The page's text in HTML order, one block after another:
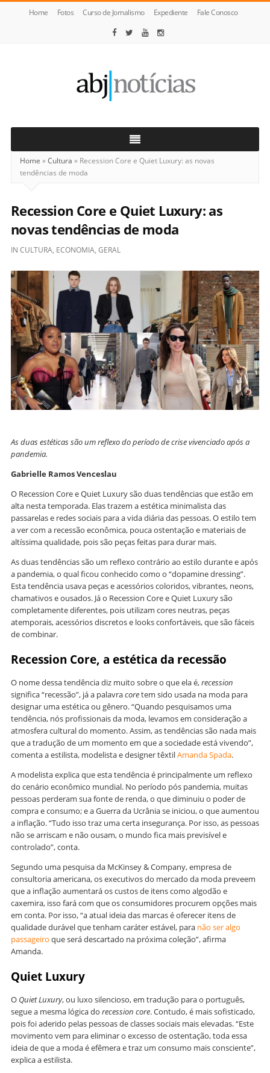
Home Fotos Curso de Jornalismo Expediente Fale Conosco
Notícias
Home »Cultura » Recession Core e Quiet Luxury: as novas
tendências de moda
Recession Core e Quiet Luxury: as
novas tendências de moda
IN CULTURA, ECONOMIA, GERAL
As duas estéticas são um reflexo do período de crise vivenciado após a
pandemia.
Gabrielle Ramos Venceslau
O Recession Core e Quiet Luxury são duas tendências que estão em
alta nesta temporada. Elas trazem a estética minimalista das
passarelas e redes sociais para a vida diária das pessoas. O estilo tem
a ver com a recessão econômica, pouca ostentação e materiais de
altíssima qualidade, pois são peças feitas para durar mais.
As duas tendências são um reflexo contrário ao estilo durante e após
a pandemia, o qual ficou conhecido como o “dopamine dressing”.
Esta tendência usava peças e acessórios coloridos, vibrantes, neons,
chamativos e ousados. Já o Recession Core e Quiet Luxury são
completamente diferentes, pois utilizam cores neutras, peças
atemporais, acessórios discretos e looks confortáveis, que são fáceis
de combinar.
Recession Core, a estética da recessão
O nome dessa tendência diz muito sobre o que ela é,recession
significa “recessão”, já a palavracoretem sido usada na moda para
designar uma estética ou gênero. “Quando pesquisamos uma
tendência, nós profissionais da moda, levamos em consideração a
atmosfera cultural do momento. Assim, as tendências são nada mais
que a tradução de um momento em que a sociedade está vivendo”,
comenta a estilista, modelista e designer têxtilAmanda Spada.
A modelista explica que esta tendência é principalmente um reflexo
do cenário econômico mundial. No período pós pandemia, muitas
pessoas perderam sua fonte de renda, o que diminuiu o poder de
compra e consumo; e a Guerra da Ucrânia se iniciou, o que aumentou
a inflação. “Tudo isso traz uma certa insegurança. Por isso, as pessoas
não se arriscam e não ousam, o mundo fica mais previsível e
controlado”, conta.
Segundo uma pesquisa da McKinsey & Company, empresa de
consultoria americana, os executivos do mercado da moda preveem
que a inflação aumentará os custos de itens como algodão e
caxemira, isso fará com que os consumidores procurem opções mais
em conta. Por isso, “a atual ideia das marcas é oferecer itens de
qualidade durável que tenham caráter estável, para não ser algo
passageiro que será descartado na próxima coleção”, afirma
Amanda.
Quiet Luxury
O Quiet Luxury, ou luxo silencioso, em tradução para o português,
segue a mesma lógica do recession core. Contudo, é mais sofisticado,
pois foi aderido pelas pessoas de classes sociais mais elevadas. “Este
movimento vem para eliminar o excesso de ostentação, toda essa
ideia de que a moda é efêmera e traz um consumo mais consciente”,
explica a estilista.